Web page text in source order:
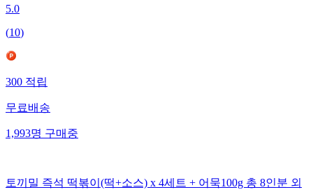
5.0
(10)
300적립
무료배송
1,993명구매중
토끼밀 즉석 떡볶이(떡+소스) x 4세트 + 어묵100g 총 8인분 외